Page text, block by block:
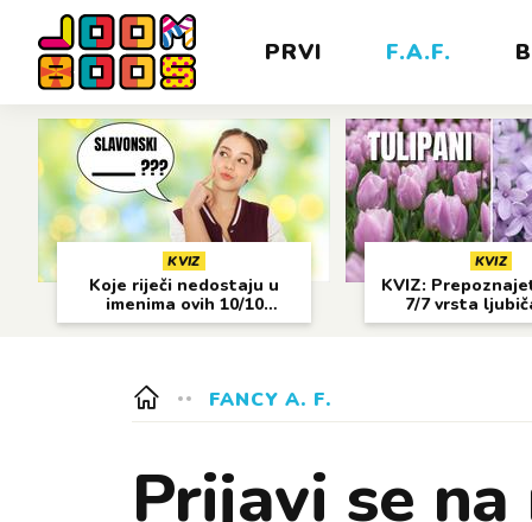
PRVI F.A.F.
KVIZ
Koje riječi nedostaju u
imenima ovih 10/10
gradova?
KVIZ
KVIZ:
7/7 vrsta
cvijeća?
FANCY A. F.
Prijavi se